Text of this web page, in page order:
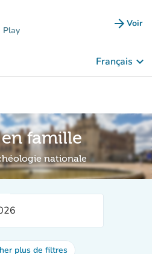
Play arrow_forward Voir
Français keyboard_arrow_down
famille
nationale
plus de filtres